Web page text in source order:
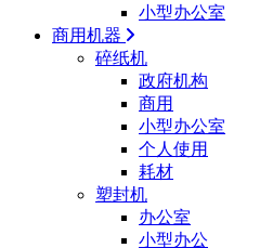
小型办公室
商用机器
碎纸机
政府机构
商用
小型办公室
个人使用
耗材
塑封机
办公室
小型办公